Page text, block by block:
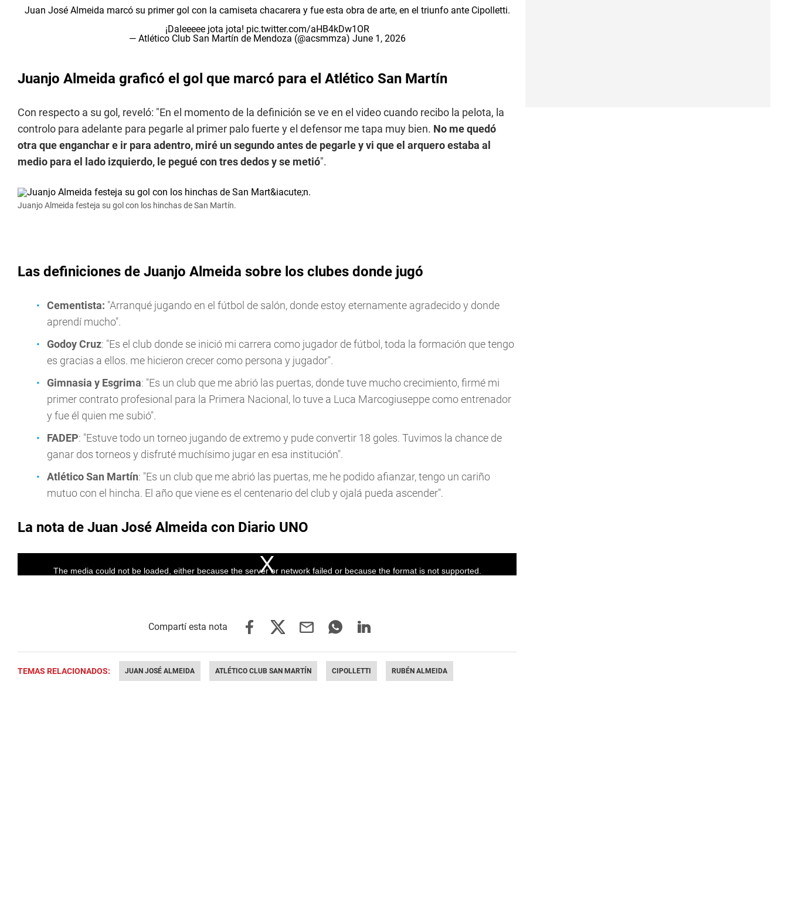
Juan José Almeida marcó su primer gol con la camiseta chacarera y fue esta obra de arte, en el triunfo ante Cipolletti.
¡Daleeeee jota jota! pic.twitter.com/aHB4kDw1OR
— Atlético Club San Martín de Mendoza (@acsmmza) June 1, 2026
Juanjo Almeida graficó el gol que marcó para el Atlético San Martín
Con respecto a su gol, reveló: "En el momento de la definición se ve en el video cuando recibo la pelota, la
controlo para adelante para pegarle al primer palo fuerte y el defensor me tapa muy bien. No me quedó
otra que enganchar e ir para adentro, miré un segundo antes de pegarle y vi que el arquero estaba al
medio para el lado izquierdo, le pegué con tres dedos y se metió".
Juanjo Almeida festeja su gol con los hinchas de San Martín.
Las definiciones de Juanjo Almeida sobre los clubes donde jugó
Cementista: "Arranqué jugando en el fútbol de salón, donde estoy eternamente agradecido y donde
aprendí mucho".
Godoy Cruz: "Es el club donde se inició mi carrera como jugador de fútbol, toda la formación que tengo
es gracias a ellos. me hicieron crecer como persona y jugador".
Gimnasia y Esgrima: "Es un club que me abrió las puertas, donde tuve mucho crecimiento, firmé mi
primer contrato profesional para la Primera Nacional, lo tuve a Luca Marcogiuseppe como entrenador
y fue él quien me subió".
FADEP: "Estuve todo un torneo jugando de extremo y pude convertir 18 goles. Tuvimos la chance de
ganar dos torneos y disfruté muchísimo jugar en esa institución".
Atlético San Martín: "Es un club que me abrió las puertas, me he podido afianzar, tengo un cariño
mutuo con el hincha. El año que viene es el centenario del club y ojalá pueda ascender".
La nota de Juan José Almeida con Diario UNO
TEMAS RELACIONADOS: JUAN JOSÉ ALMEIDA ATLÉTICO CLUB SAN MARTÍN CIPOLLETTI RUBÉN ALMEIDA